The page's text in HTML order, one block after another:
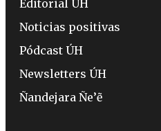
Editorial ÚH
Noticias positivas
Pódcast ÚH
Newsletters ÚH
Ñandejara Ñe’ẽ